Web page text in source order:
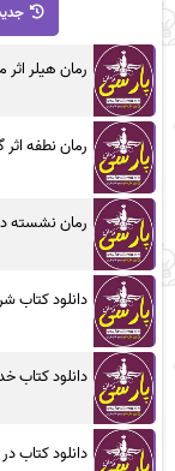
رمان هیلر
رمان نطفه اثر
رمان نشسته
دانلود کتاب
دانلود کتاب
دانلود کتاب